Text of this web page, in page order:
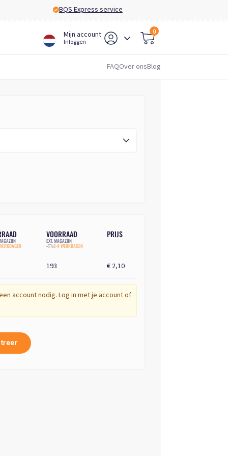
BQS Express service
Mijn account
Inloggen
0
FAQOver onsBlog
VOORRAAD
EXT. MAGAZIJN
2-4 WERKDAGEN
PRIJS
193 € 2,10
account nodig. Log in met je account of